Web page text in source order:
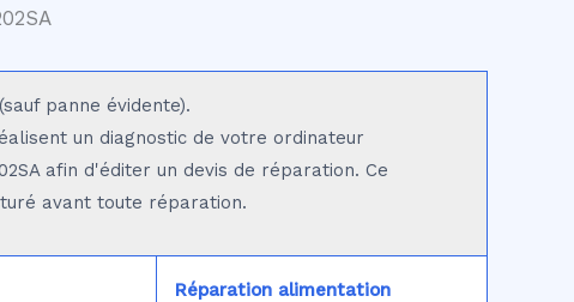
(sauf panne évidente).
un diagnostic de votre ordinateur
afin d'éditer un devis de réparation. Ce
avant toute réparation.
Réparation alimentation